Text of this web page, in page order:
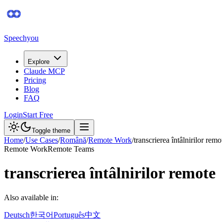
Speechyou
Explore
Claude MCP
Pricing
Blog
FAQ
LoginStart Free
Toggle theme
Home/Use Cases/Română/Remote Work/transcrierea întâlnirilor
Remote WorkRemote Teams
transcrierea întâlnirilor remote
Also available in:
Deutsch한국어Português中文